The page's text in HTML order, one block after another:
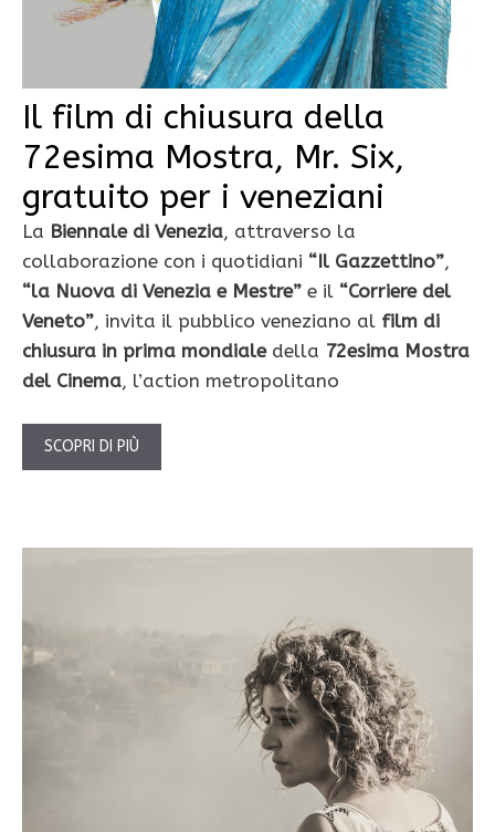
Il film di chiusura della
72esima Mostra, Mr. Six,
gratuito per i veneziani
La Biennaledi Venezia, attraverso la
collaborazione con i quotidiani “Il Gazzettino”,
“la Nuova di Venezia e Mestre” e il “Corriere del
Veneto”, invita il pubblico veneziano al film di
chiusura in prima mondiale della 72esima Mostra
del Cinema, l’action metropolitano
SCOPRI DI PIÙ